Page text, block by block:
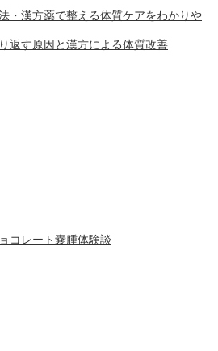
・漢方薬で整える体質ケアをわかりや
返す原因と漢方による体質改善
コレート嚢腫体験談